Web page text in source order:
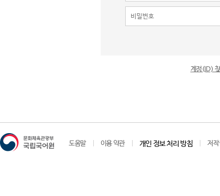
계정(ID)
도움말 이용 약관 개인 정보 처리 방침 저